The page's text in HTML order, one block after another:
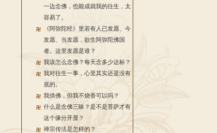
一边念佛，也能成就我的往生，太
容易了。
《阿弥陀经》里若有人已发愿、今
发愿、当发愿，欲生阿弥陀佛国
者。这里发愿是谁？
我该怎么念佛？每天念多少达标？
我对往生一事，心里其实还是没有
底的。
我供佛，但我不烧香可以吗？
什么是念佛三昧？是不是菩萨才有
这个缘分开显？
禅宗传法是怎样的？